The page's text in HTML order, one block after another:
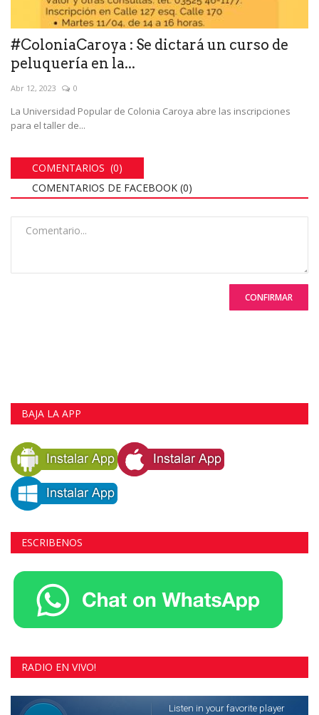
#ColoniaCaroya : Se dictará un curso de
peluquería en la...
Abr 12, 2023 0
La Universidad Popular de Colonia Caroya abre las inscripciones
para el taller de...
COMENTARIOS (0)
COMENTARIOS DE FACEBOOK (0)
CONFIRMAR
BAJA LA APP
ESCRIBENOS
RADIO EN VIVO!